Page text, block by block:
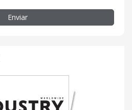
Enviar